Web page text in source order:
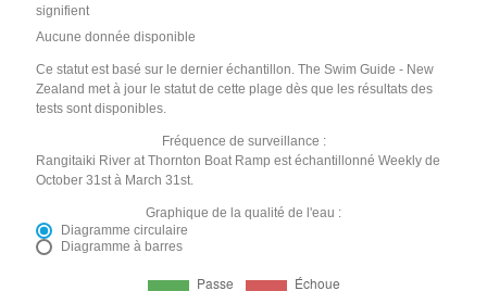
signifient
Aucune donnée disponible
Ce statut est basé sur le dernier échantillon. The Swim Guide - New
Zealand met à jour le statut de cette plage dès que les résultats des
tests sont disponibles.
Fréquence de surveillance :
Rangitaiki River at Thornton Boat Ramp est échantillonné Weekly de
October 31st à March 31st.
Graphique de la qualité de l'eau :
Diagramme circulaire
Diagramme à barres